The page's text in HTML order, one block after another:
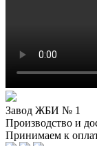
Завод ЖБИ № 1
Производство и
Принимаем к